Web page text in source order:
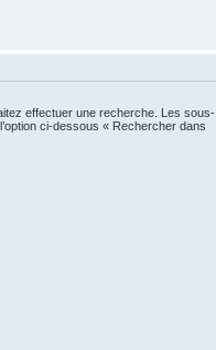
effectuer une recherche. Les sous-
ci-dessous « Rechercher dans